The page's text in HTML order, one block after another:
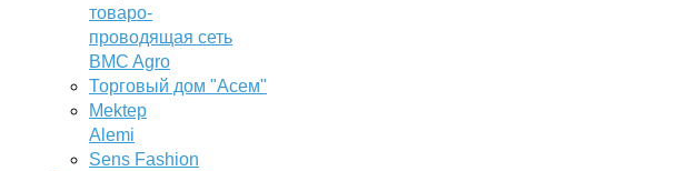
товаро-
проводящая сеть
BMC Agro
Торговый дом "Асем"
Mektep
Alemi
Sens Fashion